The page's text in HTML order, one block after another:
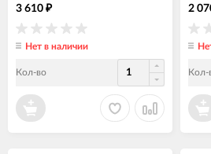
3 610 ₽
Нет в наличии
Кол-во
2
Кол-